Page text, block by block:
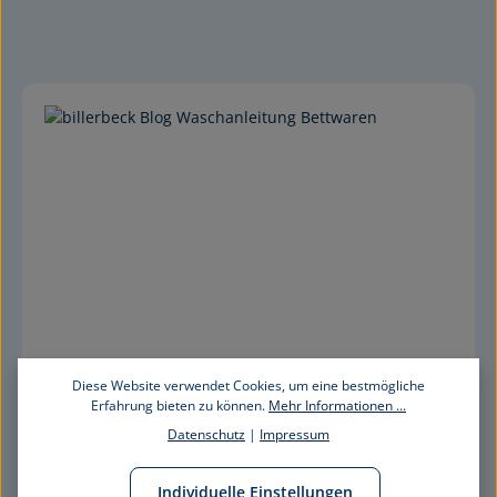
Diese Website verwendet Cookies, um eine bestmögliche
Erfahrung bieten zu können. Mehr Informationen ...
Datenschutz | Impressum
Individuelle Einstellungen